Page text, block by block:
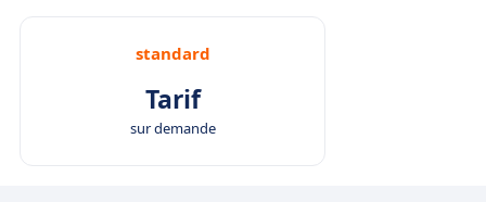
standard
Tarif
sur demande